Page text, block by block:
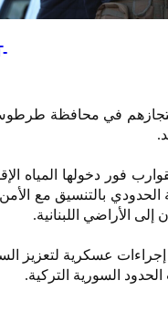
قد تم ضبطهم واحتجازهم في محافظة
فور دخولها المياه
بالتنسيق مع الأمن
الأراضي اللبنانية.
إجراءات عسكرية لتعزيز
السورية التركية.